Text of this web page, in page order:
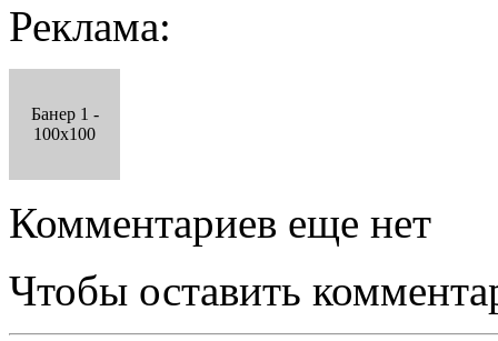
Реклама:
Банер 1 -
100x100
Комментариев еще нет
Чтобы оставить